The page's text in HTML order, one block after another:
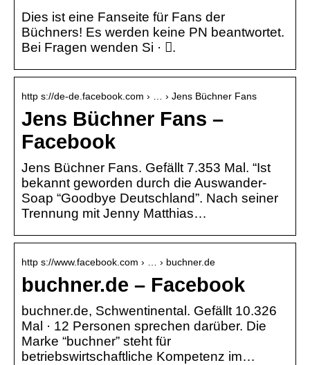
Dies ist eine Fanseite für Fans der
Büchners! Es werden keine PN beantwortet.
Bei Fragen wenden Si · 󰤥.
http s://de-de.facebook.com › … › Jens Büchner Fans
Jens Büchner Fans –
Facebook
Jens Büchner Fans. Gefällt 7.353 Mal. “Ist
bekannt geworden durch die Auswander-
Soap “Goodbye Deutschland”. Nach seiner
Trennung mit Jenny Matthias…
http s://www.facebook.com › … › buchner.de
buchner.de – Facebook
buchner.de, Schwentinental. Gefällt 10.326
Mal · 12 Personen sprechen darüber. Die
Marke “buchner” steht für
betriebswirtschaftliche Kompetenz im…